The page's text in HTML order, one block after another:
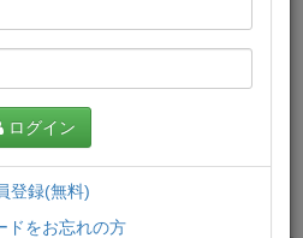
ログイン
登録(無料)
ドをお忘れの方